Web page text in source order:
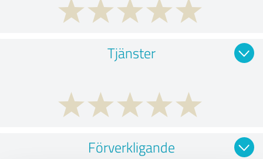
Tjänster
Förverkligande